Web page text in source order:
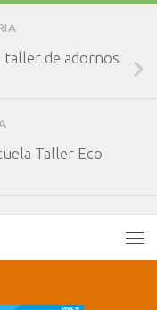
taller de adornos
Taller Eco